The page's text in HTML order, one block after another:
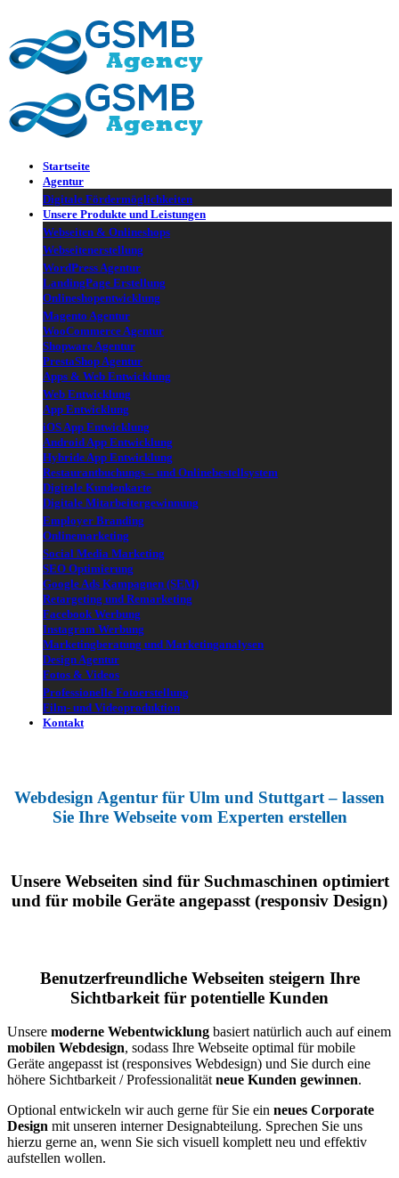
▼
Startseite
Agentur
Digitale Fördermöglichkeiten
Unsere Produkte und Leistungen
Webseiten & Onlineshops
Webseitenerstellung
WordPress Agentur
LandingPage Erstellung
Onlineshopentwicklung
Magento Agentur
WooCommerce Agentur
Shopware Agentur
PrestaShop Agentur
Apps & Web Entwicklung
Web Entwicklung
App Entwicklung
iOS App Entwicklung
Android App Entwicklung
Hybride App Entwicklung
Restaurantbuchungs – und Onlinebestellsystem
Digitale Kundenkarte
Digitale Mitarbeitergewinnung
Employer Branding
Onlinemarketing
Social Media Marketing
SEO Optimierung
Google Ads Kampagnen (SEM)
Retargeting und Remarketing
Facebook Werbung
Instagram Werbung
Marketingberatung und Marketinganalysen
Design Agentur
Fotos & Videos
Professionelle Fotoerstellung
Film- und Videoproduktion
Kontakt
Webdesign Agentur für Ulm und Stuttgart – lassen
Sie Ihre Webseite vom Experten erstellen
Unsere Webseiten sind für Suchmaschinen optimiert
und für mobile Geräte angepasst (responsiv Design)
Benutzerfreundliche Webseiten steigern Ihre
Sichtbarkeit für potentielle Kunden
Unsere moderne Webentwicklung basiert natürlich auch auf einem
mobilen Webdesign, sodass Ihre Webseite optimal für mobile
Geräte angepasst ist (responsives Webdesign) und Sie durch eine
höhere Sichtbarkeit / Professionalität neue Kunden gewinnen.
Optional entwickeln wir auch gerne für Sie ein neues Corporate
Design mit unseren interner Designabteilung. Sprechen Sie uns
hierzu gerne an, wenn Sie sich visuell komplett neu und effektiv
aufstellen wollen.